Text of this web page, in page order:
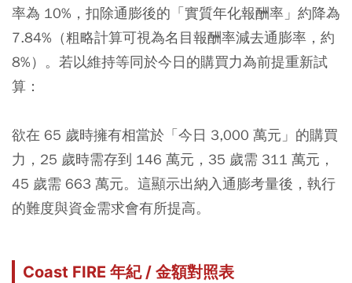
率為 10%，扣除通膨後的「實質年化報酬率」約降為
7.84%（粗略計算可視為名目報酬率減去通膨率，約
8%）。若以維持等同於今日的購買力為前提重新試
算：
欲在 65 歲時擁有相當於「今日 3,000 萬元」的購買
力，25 歲時需存到 146 萬元，35 歲需 311 萬元，
45 歲需 663 萬元。這顯示出納入通膨考量後，執行
的難度與資金需求會有所提高。
Coast FIRE 年紀 / 金額對照表